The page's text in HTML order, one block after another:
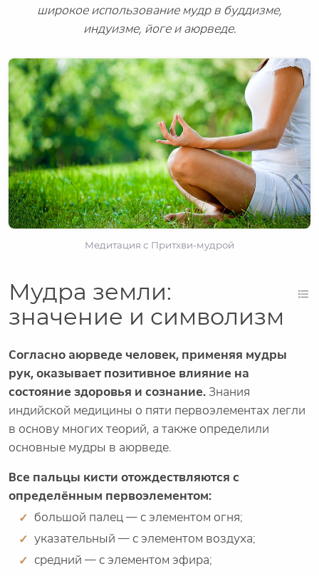
широкое использование мудр в буддизме,
индуизме, йоге и аюрведе.
Медитация с Притхви-мудрой
Мудра земли:
значение и символизм
Согласно аюрведе человек, применяя мудры
рук, оказывает позитивное влияние на
состояние здоровья и сознание.Знания
индийской медицины о пяти первоэлементах легли
в основу многих теорий, а также определили
основные мудры в аюрведе.
Все пальцы кисти отождествляются с
определённым первоэлементом:
большой палец — с элементом огня;
указательный — с элементом воздуха;
средний — с элементом эфира;